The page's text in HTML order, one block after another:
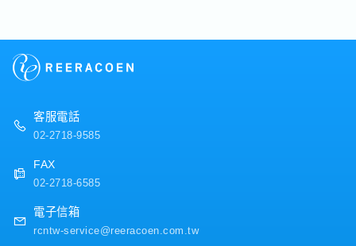
＜公司福利＞
・獎金：1個月～※依公司內部規定決定
・員工旅遊(不定期)
客服電話
02-2718-9585
FAX
02-2718-6585
電子信箱
rcntw-service@reeracoen.com.tw